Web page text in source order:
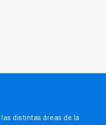
distintas áreas de la